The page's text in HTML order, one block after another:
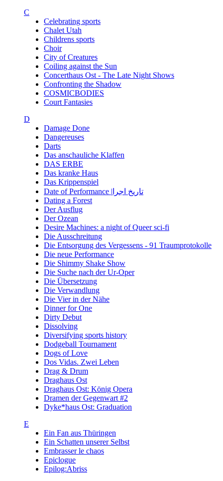
C
Celebrating sports
Chalet Utah
Childrens sports
Choir
City of Creatures
Coiling against the Sun
Concerthaus Ost - The Late Night Shows
Confronting the Shadow
COSMICBODIES
Court Fantasies
D
Damage Done
Dangereuses
Darts
Das anschauliche Klaffen
DAS ERBE
Das kranke Haus
Das Krippenspiel
Date of Performance |تاریخ اجرا
Dating a Forest
Der Ausflug
Der Ozean
Desire Machines: a night of Queer sci-fi
Die Ausschreitung
Die Entsorgung des Vergessens - 91 Traumprotokolle
Die neue Performance
Die Shimmy Shake Show
Die Suche nach der Ur-Oper
Die Übersetzung
Die Verwandlung
Die Vier in der Nähe
Dinner for One
Dirty Debut
Dissolving
Diversifying sports history
Dodgeball Tournament
Dogs of Love
Dos Vidas. Zwei Leben
Drag & Drum
Draghaus Ost
Draghaus Ost: König Opera
Dramen der Gegenwart #2
Dyke*haus Ost: Graduation
E
Ein Fan aus Thüringen
Ein Schatten unserer Selbst
Embrasser le chaos
Epiclogue
Epilog:Abriss